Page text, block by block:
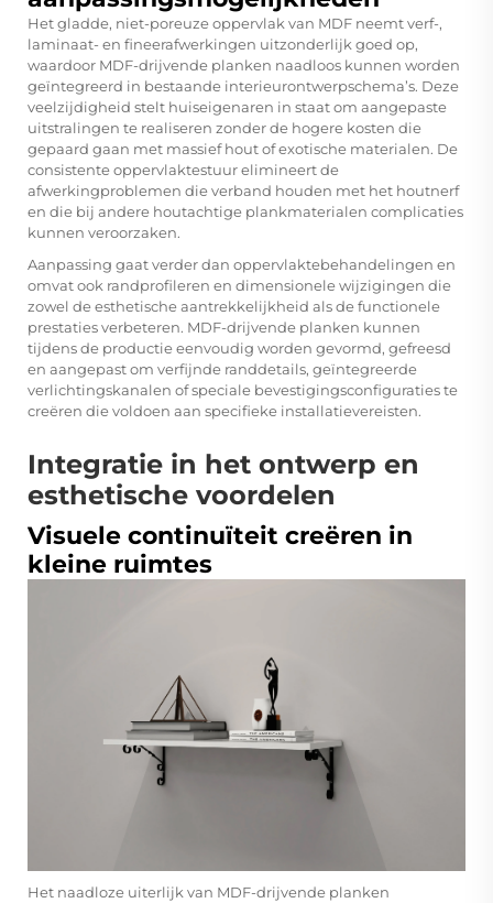
Het gladde, niet-poreuze oppervlak van MDF neemt verf-,
laminaat- en fineerafwerkingen uitzonderlijk goed op,
waardoor MDF-drijvende planken naadloos kunnen worden
geïntegreerd in bestaande interieurontwerpschema’s. Deze
veelzijdigheid stelt huiseigenaren in staat om aangepaste
uitstralingen te realiseren zonder de hogere kosten die
gepaard gaan met massief hout of exotische materialen. De
consistente oppervlaktestuur elimineert de
afwerkingproblemen die verband houden met het houtnerf
en die bij andere houtachtige plankmaterialen complicaties
kunnen veroorzaken.
Aanpassing gaat verder dan oppervlaktebehandelingen en
omvat ook randprofileren en dimensionele wijzigingen die
zowel de esthetische aantrekkelijkheid als de functionele
prestaties verbeteren. MDF-drijvende planken kunnen
tijdens de productie eenvoudig worden gevormd, gefreesd
en aangepast om verfijnde randdetails, geïntegreerde
verlichtingskanalen of speciale bevestigingsconfiguraties te
creëren die voldoen aan specifieke installatievereisten.
Integratie in het ontwerp en
esthetische voordelen
Visuele continuïteit creëren in
kleine ruimtes
Het naadloze uiterlijk van MDF-drijvende planken